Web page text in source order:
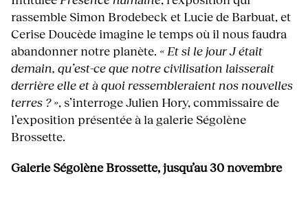
rassemble Simon Brodebeck et Lucie de Barbuat, et
Cerise Doucède imagine le temps où il nous faudra
abandonner notre planète. « Et si le jour J était
demain, qu’est-ce que notre civilisation laisserait
derrière elle et à quoi ressembleraient nos nouvelles
terres ? », s’interroge Julien Hory, commissaire de
l’exposition présentée à la galerie Ségolène
Brossette.
Galerie Ségolène Brossette, jusqu’au 30 novembre